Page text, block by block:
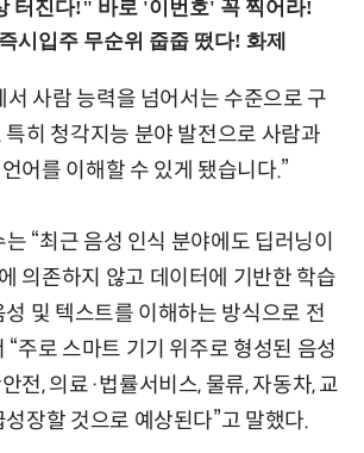
서 사람 능력을 넘어서는 수준으로 구
히 청각지능 분야 발전으로 사람과
어를 이해할 수 있게 됐습니다.”
“최근 음성 인식 분야에도 딥러닝이
의존하지 않고 데이터에 기반한 학습
및 텍스트를 이해하는 방식으로 전
“주로 스마트 기기 위주로 형성된 음성
전, 의료·법률서비스, 물류, 자동차, 교
장할 것으로 예상된다”고 말했다.